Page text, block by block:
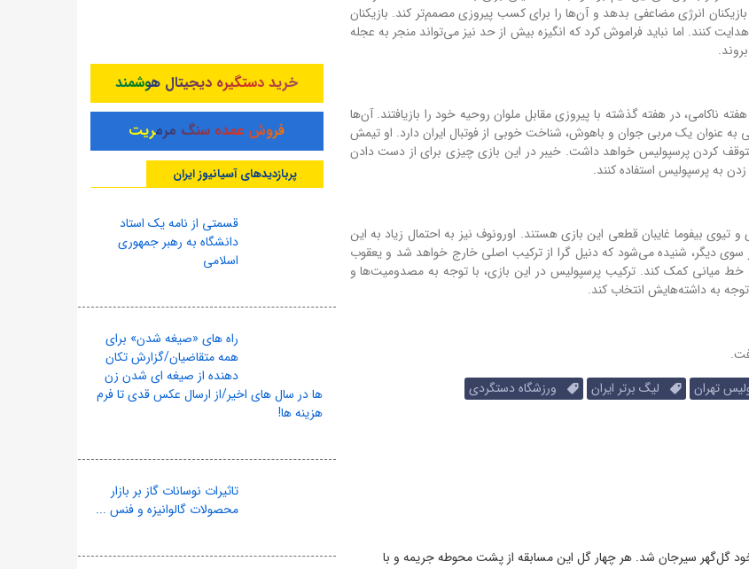
انرژی مضاعفی بدهد و آن‌ها را برای کسب پیروزی مصمم‌تر کند. بازیکنان
کنند. اما نباید فراموش کرد که انگیزه بیش از حد نیز می‌تواند منجر به عجله
در هفته گذشته با پیروزی مقابل ملوان روحیه خود را بازیافتند. آن‌ها
عنوان یک مربی جوان و باهوش، شناخت خوبی از فوتبال ایران دارد. او تیمش
کردن پرسپولیس خواهد داشت. خیبر در این بازی چیزی برای از دست دادن
به پرسپولیس استفاده کنند.
بیفوما غایبان قطعی این بازی هستند. اورونوف نیز به احتمال زیاد به این
دیگر، شنیده می‌شود که دنیل گرا از ترکیب اصلی خارج خواهد شد و یعقوب
خط میانی کمک کند. ترکیب پرسپولیس در این بازی، با توجه به مصدومیت‌ها و
به داشته‌هایش انتخاب کند.
تهران لیگ برتر ایران ورزشگاه دستگردی
گل‌گهر سیرجان شد. هر چهار گل این مسابقه از پشت محوطه جریمه و با
خرید دستگیره دیجیتال هوشمند
فروش عمده سنگ مرمریت
پربازدیدهای آسیانیوز ایران
قسمتی از نامه یک استاد
دانشگاه به رهبر جمهوری
اسلامی
راه های «صیغه شدن» برای
همه متقاضیان/گزارش تکان
دهنده از صیغه ای شدن زن
ها در سال های اخیر/از ارسال عکس قدی تا فرم
هزینه ها!
تاثیرات نوسانات گاز بر بازار
محصولات گالوانیزه و فنس ...